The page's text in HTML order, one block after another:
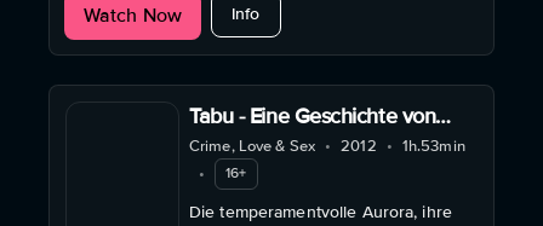
schreckliches Ereignis erschüttert
wird.
Watch Now Infoabout Filthy
Tabu - Eine Geschichte von
Liebe und Schuld
Crime, Love & Sex • 2012 • 1h.53min
•
16+
Die temperamentvolle Aurora, ihre